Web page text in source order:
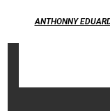
ANTHONNY